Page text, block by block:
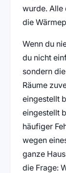
wurde. Alle
die
Wenn du
du nicht
sondern
Räume
eingestellt
eingestellt
häufiger
wegen
ganze
die Frage: